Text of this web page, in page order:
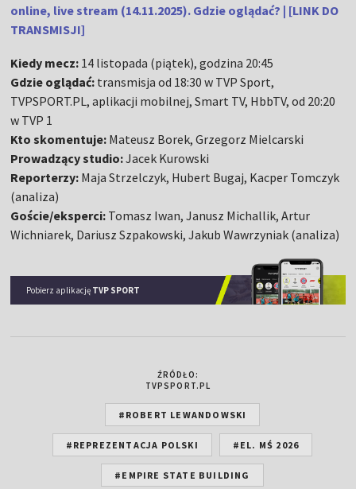
online, live stream (14.11.2025). Gdzie oglądać? | [LINK DO
TRANSMISJI]
Kiedy mecz: 14 listopada (piątek), godzina 20:45
Gdzie oglądać: transmisja od 18:30 w TVP Sport,
TVPSPORT.PL, aplikacji mobilnej, Smart TV, HbbTV, od 20:20
w TVP 1
Kto skomentuje: Mateusz Borek, Grzegorz Mielcarski
Prowadzący studio:Jacek Kurowski
Reporterzy: Maja Strzelczyk, Hubert Bugaj, Kacper Tomczyk
(analiza)
Goście/eksperci: Tomasz Iwan, Janusz Michallik, Artur
Wichniarek, Dariusz Szpakowski, Jakub Wawrzyniak (analiza)
Pobierz aplikację TVP SPORT
ŹRÓDŁO:
TVPSPORT.PL
#ROBERT LEWANDOWSKI
#REPREZENTACJA POLSKI #EL. MŚ 2026
#EMPIRE STATE BUILDING